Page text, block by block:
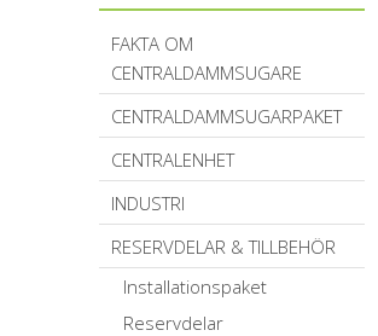
FAKTA OM
CENTRALDAMMSUGARE
CENTRALDAMMSUGARPAKET
CENTRALENHET
INDUSTRI
RESERVDELAR & TILLBEHÖR
Installationspaket
Reservdelar